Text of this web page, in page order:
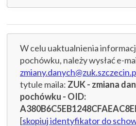
W celu uaktualnienia
pochówku, należy wysłać e-
tytule maila: ZUK - zmiana
pochówku - OID:
[skopiuj identyfikator do